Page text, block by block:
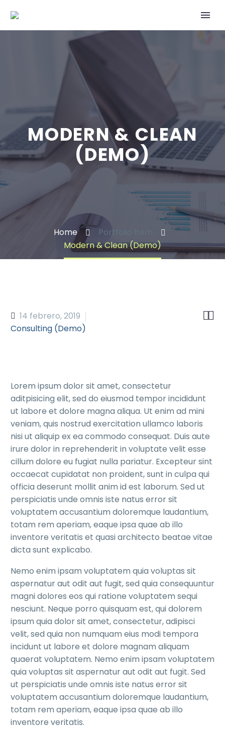
MODERN & CLEAN
(DEMO)
Home
Portfolio Item
Modern & Clean (Demo)

14 febrero, 2019
Consulting (Demo)
Lorem ipsum dolor sit amet, consectetur
aditpisicing elit, sed do eiusmod tempor incididunt
ut labore et dolore magna aliqua. Ut enim ad mini
veniam, quis nostrud exercitation ullamco laboris
nisi ut aliquip ex ea commodo consequat. Duis aute
irure dolor in reprehenderit in voluptate velit esse
cillum dolore eu fugiat nulla pariatur. Excepteur sint
occaecat cupidatat non proident, sunt in culpa qui
officia deserunt mollit anim id est laborum. Sed ut
perspiciatis unde omnis iste natus error sit
voluptatem accusantium doloremque laudantium,
totam rem aperiam, eaque ipsa quae ab illo
inventore veritatis et quasi architecto beatae vitae
dicta sunt explicabo.
Nemo enim ipsam voluptatem quia voluptas sit
aspernatur aut odit aut fugit, sed quia consequuntur
magni dolores eos qui ratione voluptatem sequi
nesciunt. Neque porro quisquam est, qui dolorem
ipsum quia dolor sit amet, consectetur, adipisci
velit, sed quia non numquam eius modi tempora
incidunt ut labore et dolore magnam aliquam
quaerat voluptatem. Nemo enim ipsam voluptatem
quia voluptas sit aspernatur aut odit aut fugit. Sed
ut perspiciatis unde omnis iste natus error sit
voluptatem accusantium doloremque laudantium,
totam rem aperiam, eaque ipsa quae ab illo
inventore veritatis.